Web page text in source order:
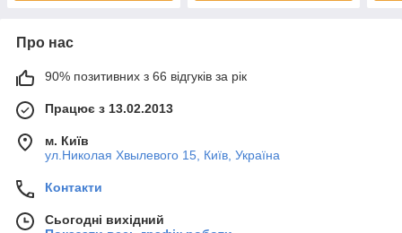
Про нас
90% позитивних з 66 відгуків за рік
Працює з 13.02.2013
м. Київ
ул.Николая Хвылевого 15, Київ, Україна
Контакти
Сьогодні вихідний